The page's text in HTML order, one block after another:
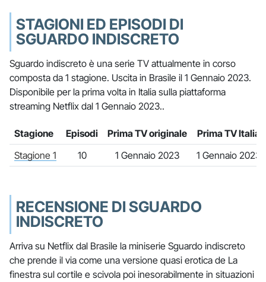
STAGIONI ED EPISODI DI
SGUARDO INDISCRETO
Sguardo indiscreto è una serie TV attualmente in corso
composta da 1 stagione. Uscita in Brasile il 1 Gennaio 2023.
Disponibile per la prima volta in Italia sulla piattaforma
streaming Netflix dal 1 Gennaio 2023..
Stagione Episodi Prima TV originale
Prima TV Italia
Stagione 1
10 1 Gennaio 2023 1 Gennaio 2023
RECENSIONE DI SGUARDO
INDISCRETO
Arriva su Netflix dal Brasile la miniserie Sguardo indiscreto
che prende il via come una versione quasi erotica de La
finestra sul cortile e scivola poi inesorabilmente in situazioni